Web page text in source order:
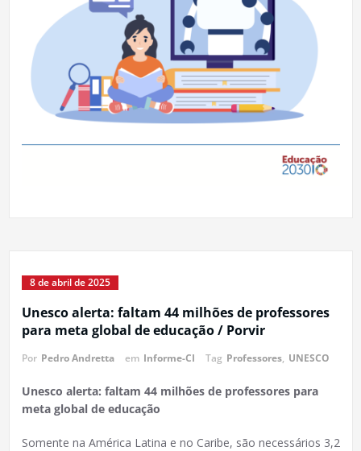
8 de abril de 2025
Unesco alerta: faltam 44 milhões de professores
para meta global de educação / Porvir
Por Pedro Andretta em Informe-CI Tag Professores, UNESCO
Unesco alerta: faltam 44 milhões de professores para
meta global de educação
Somente na América Latina e no Caribe, são necessários 3,2